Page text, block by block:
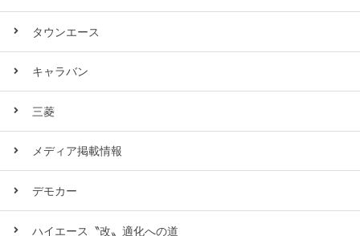
タウンエース
キャラバン
三菱
メディア掲載情報
デモカー
ハイエース〝改〟適化への道